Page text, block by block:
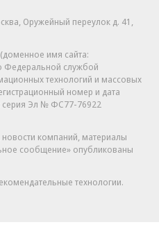
Оружейный переулок д. 41,
имя сайта:
Федеральной службой
технологий и массовых
номер и дата
Эл № ФС77-76922
компаний, материалы
сообщение» опубликованы
технологии.